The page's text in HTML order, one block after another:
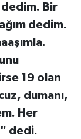
Bir
dedim.
19 olan
dumanı,
Her
dedi.